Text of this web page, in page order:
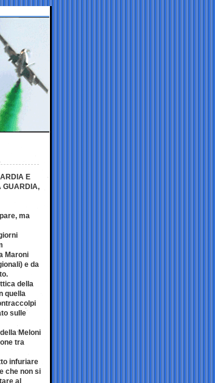
E
GUARDIA,
ma
Maroni
e da
della
quella
sulle
Meloni
tra
infuriare
che non si
al